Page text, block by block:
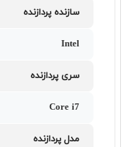
سازنده پردازنده
Intel
سری پردازنده
Core i7
مدل پردازنده